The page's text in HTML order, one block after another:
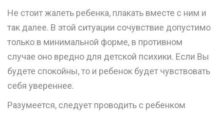
Не стоит жалеть ребенка, плакать вместе с ним и
так далее. В этой ситуации сочувствие допустимо
только в минимальной форме, в противном
случае оно вредно для детской психики. Если Вы
будете спокойны, то и ребенок будет чувствовать
себя увереннее.
Разумеется, следует проводить с ребенком